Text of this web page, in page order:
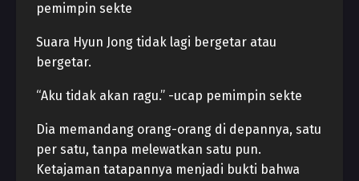
pemimpin sekte
Suara Hyun Jong tidak lagi bergetar atau
bergetar.
“Aku tidak akan ragu.” -ucap pemimpin sekte
Dia memandang orang-orang di depannya, satu
per satu, tanpa melewatkan satu pun.
Ketajaman tatapannya menjadi bukti bahwa